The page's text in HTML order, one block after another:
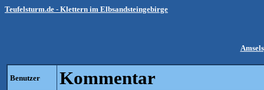
Teufelsturm.de - Klettern im Elbsandsteingebirge
Benutzer Kommentar